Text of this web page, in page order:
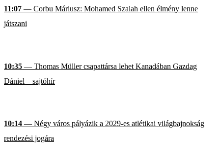
11:07 — Corbu Máriusz: Mohamed Szalah ellen élmény lenne
játszani
10:35 — Thomas Müller csapattársa lehet Kanadában Gazdag
Dániel – sajtóhír
10:14 — Négy város pályázik a 2029-es atlétikai világbajnokság
rendezési jogára